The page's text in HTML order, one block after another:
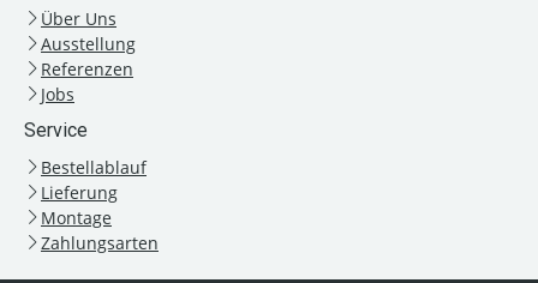
Über Uns
Ausstellung
Referenzen
Jobs
Service
Bestellablauf
Lieferung
Montage
Zahlungsarten